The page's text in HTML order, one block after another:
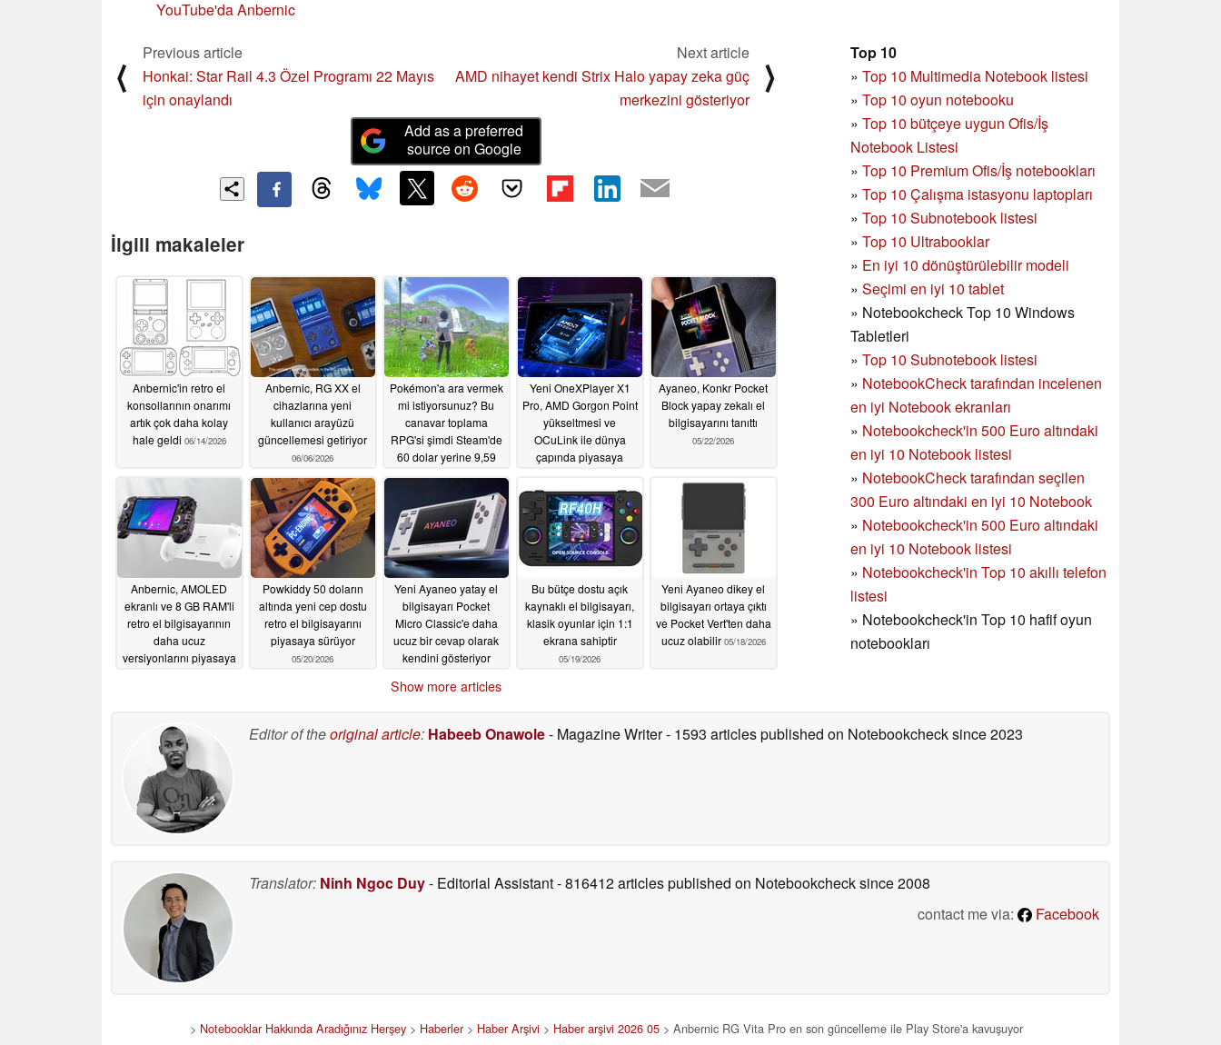
YouTube'da Anbernic
Top 10
» Top 10 Multimedia Notebook listesi
» Top 10 oyun notebooku
» Top 10 bütçeye uygun Ofis/İş
Notebook Listesi
» Top 10 Premium Ofis/İş notebookları
» Top 10 Çalışma istasyonu laptopları
» Top 10 Subnotebook listesi
» Top 10 Ultrabooklar
» En iyi 10 dönüştürülebilir modeli
» Seçimi en iyi 10 tablet
» Notebookcheck Top 10 Windows
Tabletleri
» Top 10 Subnotebook listesi
» NotebookCheck tarafından incelenen
en iyi Notebook ekranları
» Notebookcheck'in 500 Euro altındaki
en iyi 10 Notebook listesi
» NotebookCheck tarafından seçilen
300 Euro altındaki en iyi 10 Notebook
» Notebookcheck'in 500 Euro altındaki
en iyi 10 Notebook listesi
» Notebookcheck'in Top 10 akıllı telefon
listesi
» Notebookcheck'in Top 10 hafif oyun
notebookları
⟨
Previous article
Honkai: Star Rail 4.3 Özel Programı 22 Mayıs
için onaylandı
Next article
AMD nihayet kendi Strix Halo yapay zeka güç
merkezini gösteriyor
⟩
Add as a preferred
source on Google
İlgili makaleler
Anbernic'in retro el
konsollarının onarımı
artık çok daha kolay
hale geldi 06/14/2026
Anbernic, RG XX el
cihazlarına yeni
kullanıcı arayüzü
güncellemesi getiriyor
06/06/2026
Pokémon'a ara vermek
mi istiyorsunuz? Bu
canavar toplama
RPG'si şimdi Steam'de
60 dolar yerine 9,59
05/22/2026
Yeni OneXPlayer X1
Pro, AMD Gorgon Point
yükseltmesi ve
OCuLink ile dünya
çapında piyasaya
Ayaneo, Konkr Pocket
Block yapay zekalı el
bilgisayarını tanıttı
05/22/2026
Anbernic, AMOLED
ekranlı ve 8 GB RAM'li
retro el bilgisayarının
daha ucuz
versiyonlarını piyasaya
Powkiddy 50 doların
altında yeni cep dostu
retro el bilgisayarını
piyasaya sürüyor
05/20/2026
Yeni Ayaneo yatay el
bilgisayarı Pocket
Micro Classic'e daha
ucuz bir cevap olarak
kendini gösteriyor
Bu bütçe dostu açık
kaynaklı el bilgisayarı,
klasik oyunlar için 1:1
ekrana sahiptir
05/19/2026
Yeni Ayaneo dikey el
bilgisayarı ortaya çıktı
ve Pocket Vert'ten daha
ucuz olabilir 05/18/2026
Show more articles
Editor of theoriginal article: Habeeb Onawole- Magazine Writer- 1593 articles published on Notebookchecksince 2023
Translator: Ninh Ngoc Duy- Editorial Assistant- 816412 articles published on Notebookchecksince 2008
contact me via:
Facebook
> Notebooklar Hakkında Aradığınız Herşey> Haberler> Haber Arşivi > Haber arşivi 2026 05> Anbernic RG Vita Pro en son güncelleme ile Play Store'a kavuşuyor